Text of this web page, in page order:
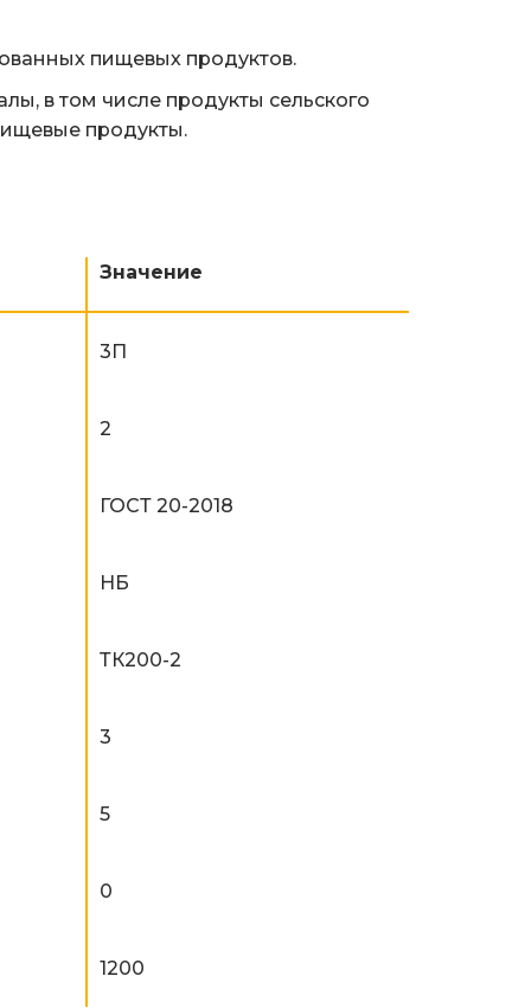
пищевых продуктов.
в том числе продукты сельского
продукты.
Значение
3П
2
ГОСТ 20-2018
НБ
ТК200-2
3
5
0
1200